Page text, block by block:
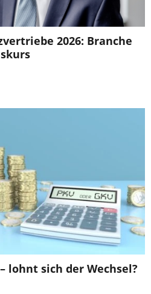
2026: Branche
lohnt sich der Wechsel?